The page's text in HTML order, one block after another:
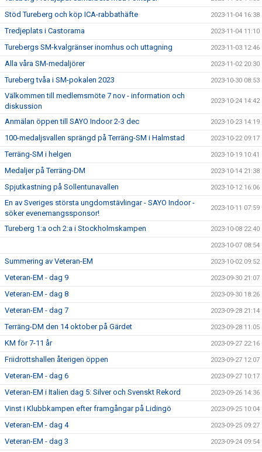
Stöd Tureberg och köp ICA-rabbathäfte 2023-11-04 16:38
Tredjeplats i Castorama 2023-11-04 11:10
Turebergs SM-kvalgränser inomhus och uttagning 2023-11-03 12:46
Alla våra SM-medaljörer 2023-11-02 20:30
Tureberg tvåa i SM-pokalen 2023 2023-10-30 08:53
Välkommen till medlemsmöte 7 nov - information och
diskussion
2023-10-24 14:42
Anmälan öppen till SAYO Indoor 2-3 dec 2023-10-23 14:19
100-medaljsvallen sprängd på Terräng-SM i Halmstad 2023-10-22 09:17
Terräng-SM i helgen 2023-10-19 10:41
Medaljer på Terräng-DM 2023-10-14 21:38
Spjutkastning på Sollentunavallen 2023-10-12 16:06
En av Sveriges största ungdomstävlingar - SAYO Indoor -
söker evenemangssponsor!
2023-10-11 07:59
Tureberg 1:a och 2:a i Stockholmskampen 2023-10-08 22:40
2023-10-07 08:54
Summering av Veteran-EM 2023-10-02 09:52
Veteran-EM - dag 9 2023-09-30 21:07
Veteran-EM - dag 8 2023-09-30 18:26
Veteran-EM - dag 7 2023-09-28 21:14
Terräng-DM den 14 oktober på Gärdet 2023-09-28 11:05
KM för 7-11 år 2023-09-27 22:16
Friidrottshallen återigen öppen 2023-09-27 12:07
Veteran-EM - dag 6 2023-09-27 10:17
Veteran-EM i Italien dag 5: Silver och Svenskt Rekord 2023-09-26 14:36
Vinst i Klubbkampen efter framgångar på Lidingö 2023-09-25 10:04
Veteran-EM - dag 4 2023-09-25 09:27
Veteran-EM - dag 3 2023-09-24 09:54